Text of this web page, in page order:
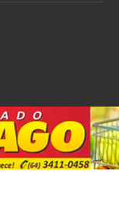
Acidente
Política
byPortalDev